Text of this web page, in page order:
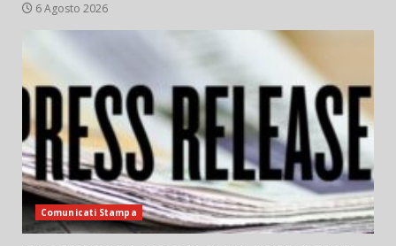
6 Agosto 2026
Comunicati Stampa